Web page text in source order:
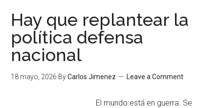
Hay que replantear la
política defensa
nacional
18 mayo, 2026 ByCarlos Jimenez Leave a Comment
El mundo está en guerra. Se